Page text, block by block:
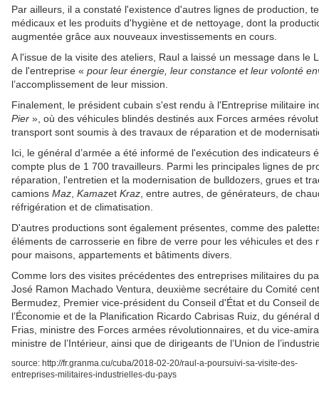
Par ailleurs, il a constaté l'existence d'autres lignes de production,
médicaux et les produits d'hygiène et de nettoyage, dont la
augmentée grâce aux nouveaux investissements en cours.
A l'issue de la visite des ateliers, Raul a laissé un message dans le
de l'entreprise « pour leur énergie, leur constance et leur volonté
l’accomplissement de leur mission.
Finalement, le président cubain s'est rendu à l'Entreprise militaire
Pier », où des véhicules blindés destinés aux Forces armées
transport sont soumis à des travaux de réparation et de
Ici, le général d’armée a été informé de l'exécution des indicateurs
compte plus de 1 700 travailleurs. Parmi les principales lignes de
réparation, l'entretien et la modernisation de bulldozers, grues et
camions Maz Kamazet Kraz , entre autres, de générateurs, de
réfrigération et de climatisation.
D'autres productions sont également présentes, comme des
éléments de carrosserie en fibre de verre pour les véhicules et des
pour maisons, appartements et bâtiments divers.
Comme lors des visites précédentes des entreprises militaires du
José Ramon Machado Ventura, deuxième secrétaire du Comité
Bermudez, Premier vice-président du Conseil d'État et du Conseil
l’Économie et de la Planification Ricardo Cabrisas Ruiz, du
Frias, ministre des Forces armées révolutionnaires, et du vice-
ministre de l’Intérieur, ainsi que de dirigeants de l’Union de
source: http://fr.granma.cu/cuba/2018-02-20/raul-a-poursuivi-sa-visite-des-
entreprises-militaires-industrielles-du-pays